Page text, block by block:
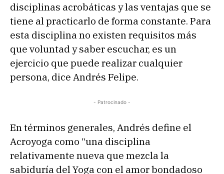
disciplinas acrobáticas y las ventajas que se
tiene al practicarlo de forma constante. Para
esta disciplina no existen requisitos más
que voluntad y saber escuchar, es un
ejercicio que puede realizar cualquier
persona, dice Andrés Felipe.
- Patrocinado -
En términos generales, Andrés define el
Acroyoga como “una disciplina
relativamente nueva que mezcla la
sabiduría del Yoga con el amor bondadoso